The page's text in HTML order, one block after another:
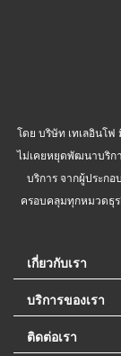
โดย บริษัท เทเลอินโฟ
ไม่เคยหยุดพัฒนาบริก
บริการ จากผู้ประก
ครอบคลุมทุกหมวดธุ
เกี่ยวกับเรา
บริการของเรา
ติดต่อเรา